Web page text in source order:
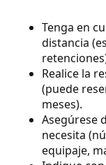
Tenga en
distancia
Realice la
(puede
meses).
Asegúrese
necesita
equipaje,